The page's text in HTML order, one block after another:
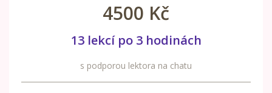
4500 Kč
13 lekcí po 3 hodinách
s podporou lektora na chatu